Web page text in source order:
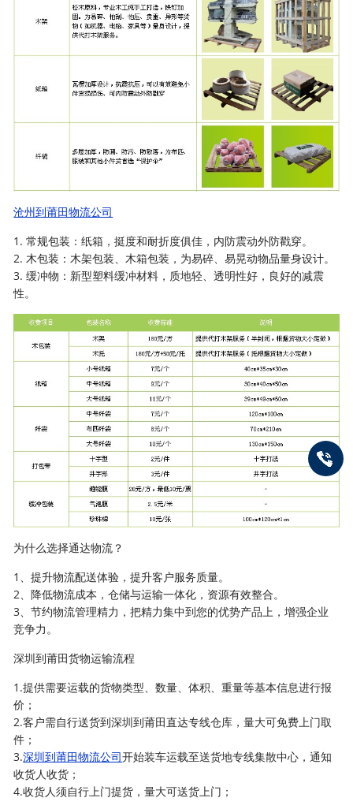
沧州到莆田物流公司
1. 常规包装：纸箱，挺度和耐折度俱佳，内防震动外防戳穿。
2. 木包装：木架包装、木箱包装，为易碎、易晃动物品量身设计。
3. 缓冲物：新型塑料缓冲材料，质地轻、透明性好，良好的减震
性。
为什么选择通达物流？
1、提升物流配送体验，提升客户服务质量。
2、降低物流成本，仓储与运输一体化，资源有效整合。
3、节约物流管理精力，把精力集中到您的优势产品上，增强企业
竞争力。
深圳到莆田货物运输流程
1.提供需要运载的货物类型、数量、体积、重量等基本信息进行报
价；
2.客户需自行送货到深圳到莆田直达专线仓库，量大可免费上门取
件；
3.深圳到莆田物流公司开始装车运载至送货地专线集散中心，通知
收货人收货；
4.收货人须自行上门提货，量大可送货上门；